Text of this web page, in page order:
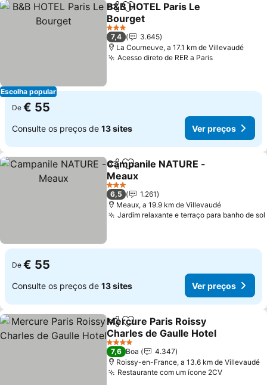
Escolha popular
PartilharAdicionar aos favoritos
B&B HOTEL Paris Le
Bourget
3 Estrelas
7,4
3.645
La Courneuve, a 17.1 km de Villevaudé
Acesso direto de RER a Paris
De € 55
Consulte os preços de 13 sites Ver preços
PartilharAdicionar aos favoritos
Campanile NATURE -
Meaux
3 Estrelas
6,5
1.261
Meaux, a 19.9 km de Villevaudé
Jardim relaxante e terraço para banho de sol
De € 55
Consulte os preços de 13 sites Ver preços
PartilharAdicionar aos favoritos
Mercure Paris Roissy
Charles de Gaulle Hotel
4 Estrelas
7,6 Boa
4.347
Roissy-en-France, a 13.6 km de Villevaudé
Restaurante com um ícone 2CV